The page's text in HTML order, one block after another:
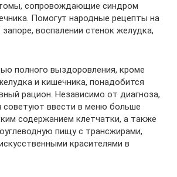
сопровождающие синдром
Помогут народные рецепты на
воспалении стенок желудка,
полного выздоровления, кроме
и кишечника, понадобится
рацион. Независимо от диагноза,
советуют ввести в меню больше
содержанием клетчатки, а также
пищу с трансжирами,
красителями в